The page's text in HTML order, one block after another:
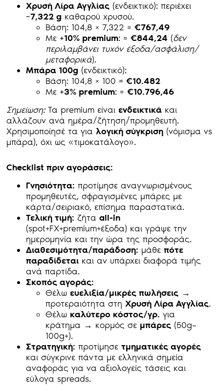
Χρυσή Λίρα Αγγλίας (ενδεικτικό): περιέχει
~7,322 g καθαρού χρυσού.
Βάση: 104,8 × 7,322 ≈€767,49
Με+10% premium: ≈€844,24 (δεν
περιλαμβάνει τυχόν έξοδα/ασφάλιση/
μεταφορικά).
Μπάρα 100g (ενδεικτικό):
Βάση: 104,8 × 100 =€10.482
Με+3% premium: ≈€10.796,46
Σημείωση:Τα premium είναιενδεικτικά και
αλλάζουν ανά ημέρα/ζήτηση/προμηθευτή.
Χρησιμοποίησέ τα γιαλογική σύγκριση (νόμισμα vs
μπάρα), όχι ως «τιμοκατάλογο».
Checklist πριν αγοράσεις:
Γνησιότητα: προτίμησε αναγνωρισμένους
προμηθευτές, σφραγισμένες μπάρες με
κάρτα/σειριακό, επίσημα παραστατικά.
Τελική τιμή: ζήταall-in
(spot+FX+premium+έξοδα) και γράψε την
ημερομηνία και την ώρα της προσφοράς.
Διαθεσιμότητα/παράδοση: μάθεπότε
παραδίδεται και αν υπάρχει διαφορά τιμής
ανά παρτίδα.
Σκοπός αγοράς:
Θέλωευελιξία/μικρές πωλήσεις →
προτεραιότητα στηΧρυσή Λίρα Αγγλίας.
Θέλω καλύτερο κόστος/γρ. για
κράτημα → κορμός σε μπάρες (50g–
100g+).
Στρατηγική: προτίμησετμηματικές αγορές
και σύγκρινε πάντα με ελληνικά σημεία
αναφοράς για να αξιολογείς τάσεις και
εύλογα spreads.